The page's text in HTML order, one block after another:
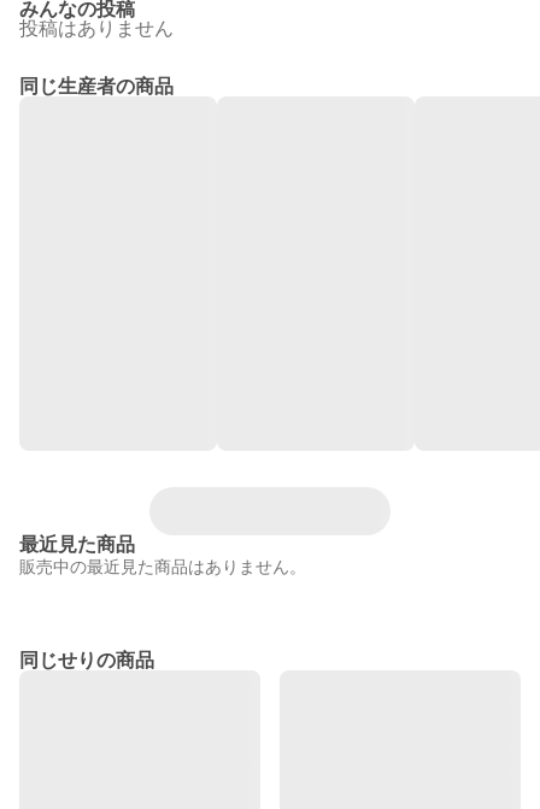
みんなの投稿
投稿はありません
同じ生産者の商品
最近見た商品
販売中の最近見た商品はありません。
同じせりの商品